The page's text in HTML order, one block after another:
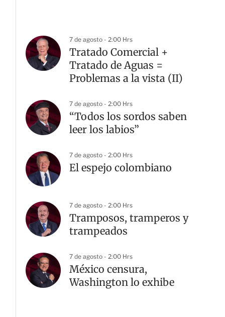
7 de agosto - 2:00 Hrs
Tratado Comercial +
Tratado de Aguas =
Problemas a la vista (II)
7 de agosto - 2:00 Hrs
“Todos los sordos saben
leer los labios”
7 de agosto - 2:00 Hrs
El espejo colombiano
7 de agosto - 2:00 Hrs
Tramposos, tramperos y
trampeados
7 de agosto - 2:00 Hrs
México censura,
Washington lo exhibe